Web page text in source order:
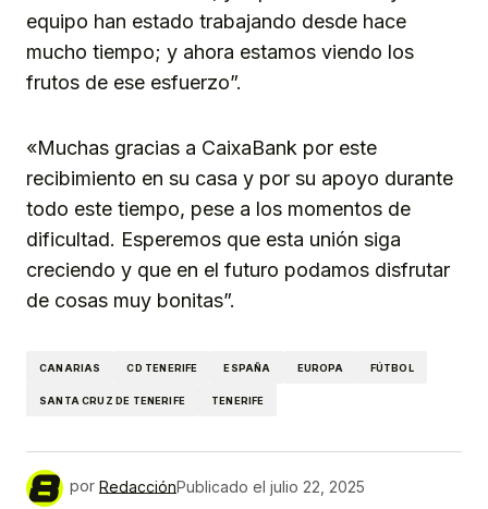
equipo han estado trabajando desde hace
mucho tiempo; y ahora estamos viendo los
frutos de ese esfuerzo”.
«Muchas gracias a CaixaBank por este
recibimiento en su casa y por su apoyo durante
todo este tiempo, pese a los momentos de
dificultad. Esperemos que esta unión siga
creciendo y que en el futuro podamos disfrutar
de cosas muy bonitas”.
CANARIAS CD TENERIFE ESPAÑA EUROPA FÚTBOL
SANTA CRUZ DE TENERIFE TENERIFE
por RedacciónPublicado el julio 22, 2025